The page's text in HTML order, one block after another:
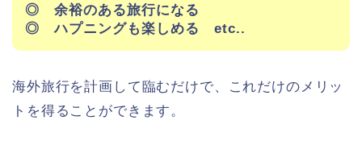
◎ 余裕のある旅行になる
◎ ハプニングも楽しめる etc..
海外旅行を計画して臨むだけで、これだけのメリッ
トを得ることができます。